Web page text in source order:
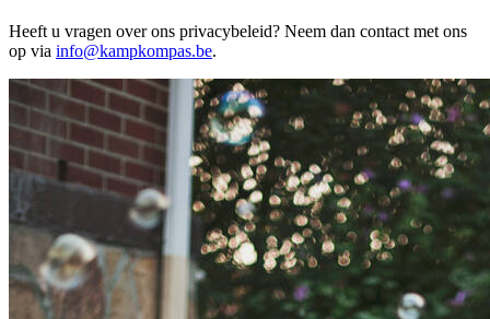
Heeft u vragen over ons privacybeleid? Neem dan contact met ons
op via info@kampkompas.be.